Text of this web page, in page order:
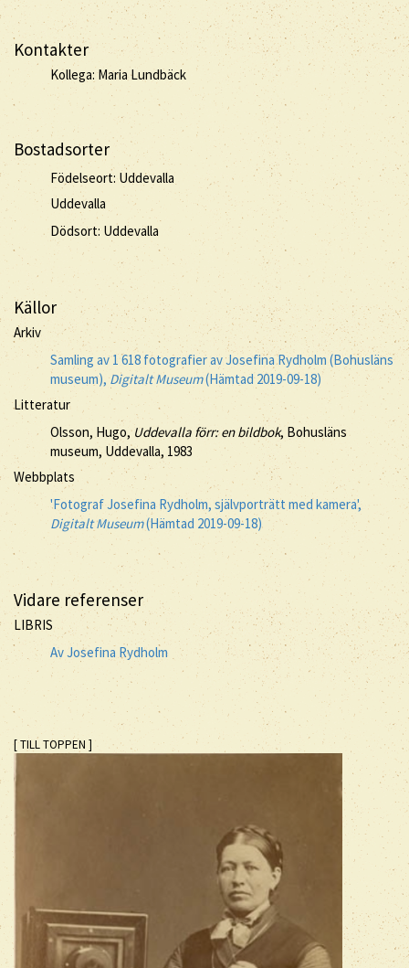
Kontakter
Kollega: Maria Lundbäck
Bostadsorter
Födelseort: Uddevalla
Uddevalla
Dödsort: Uddevalla
Källor
Arkiv
Samling av 1 618 fotografier av Josefina Rydholm (Bohusläns
museum),Digitalt Museum(Hämtad 2019-09-18)
Litteratur
Olsson, Hugo,Uddevalla förr: en bildbok, Bohusläns
museum, Uddevalla, 1983
Webbplats
'Fotograf Josefina Rydholm, självporträtt med kamera',
Digitalt Museum(Hämtad 2019-09-18)
Vidare referenser
LIBRIS
Av Josefina Rydholm
[ TILL TOPPEN ]